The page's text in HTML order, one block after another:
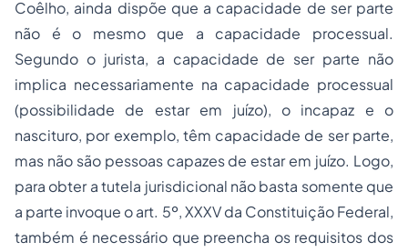
Coêlho, ainda dispõe que a capacidade de ser parte
não é o mesmo que a capacidade processual.
Segundo o jurista, a capacidade de ser parte não
implica necessariamente na capacidade processual
(possibilidade de estar em juízo), o incapaz e o
nascituro, por exemplo, têm capacidade de ser parte,
mas não são pessoas capazes de estar em juízo. Logo,
para obter a tutela jurisdicional não basta somente que
a parte invoque o art. 5º, XXXV da Constituição Federal,
também é necessário que preencha os requisitos dos